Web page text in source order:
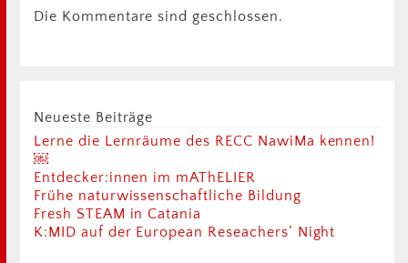
Die Kommentare sind geschlossen.
Neueste Beiträge
Lerne die Lernräume des RECC NawiMa kennen!
￼
Entdecker:innen im mAThELIER
Frühe naturwissenschaftliche Bildung
Fresh STEAM in Catania
K:MID auf der European Reseachers‘ Night